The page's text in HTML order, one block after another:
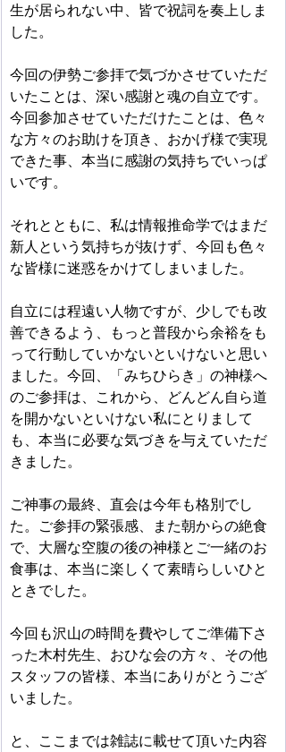
生が居られない中、皆で祝詞を奏上しま
した。
今回の伊勢ご参拝で気づかさせていただ
いたことは、深い感謝と魂の自立です。
今回参加させていただけたことは、色々
な方々のお助けを頂き、おかげ様で実現
できた事、本当に感謝の気持ちでいっぱ
いです。
それとともに、私は情報推命学ではまだ
新人という気持ちが抜けず、今回も色々
な皆様に迷惑をかけてしまいました。
自立には程遠い人物ですが、少しでも改
善できるよう、もっと普段から余裕をも
って行動していかないといけないと思い
ました。今回、「みちひらき」の神様へ
のご参拝は、これから、どんどん自ら道
を開かないといけない私にとりまして
も、本当に必要な気づきを与えていただ
きました。
ご神事の最終、直会は今年も格別でし
た。ご参拝の緊張感、また朝からの絶食
で、大層な空腹の後の神様とご一緒のお
食事は、本当に楽しくて素晴らしいひと
ときでした。
今回も沢山の時間を費やしてご準備下さ
った木村先生、おひな会の方々、その他
スタッフの皆様、本当にありがとうござ
いました。
と、ここまでは雑誌に載せて頂いた内容